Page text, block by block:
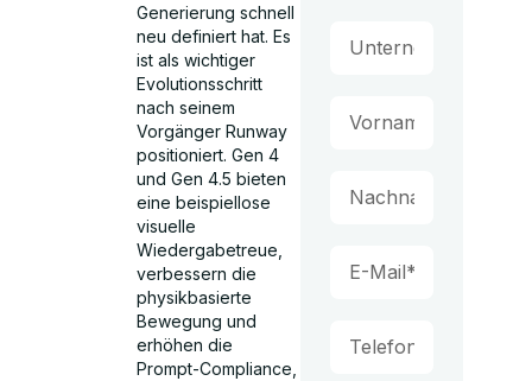
Generierung schnell
neu definiert hat. Es
ist als wichtiger
Evolutionsschritt
nach seinem
Vorgänger Runway
positioniert. Gen 4
und Gen 4.5 bieten
eine beispiellose
visuelle
Wiedergabetreue,
verbessern die
physikbasierte
Bewegung und
erhöhen die
Prompt-Compliance,